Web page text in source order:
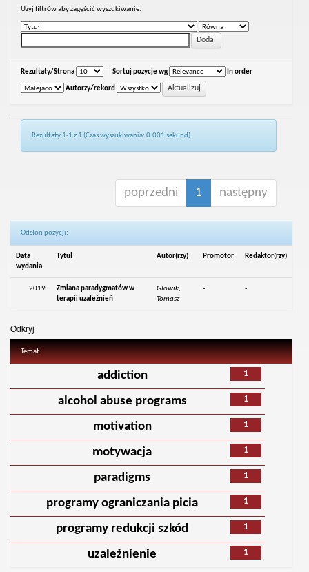
Uzyj filtrów aby zagęścić wyszukiwanie.
Rezultaty/Strona Sortuj pozycje wg In order
Autorzy/rekord
Rezultaty 1-1 z 1 (Czas wyszukiwania: 0.001 sekund).
poprzedni 1 następny
Odsłon pozycji:
Data
wydania
Tytuł Autor(rzy) Promotor Redaktor(rzy)
2019
Zmiana paradygmatów w
terapii uzależnień
Głowik,
Tomasz
- -
Odkryj
Temat
1
addiction
1
alcohol abuse programs
1
motivation
1
motywacja
1
paradigms
1
programy ograniczania picia
1
programy redukcji szkód
1
uzależnienie